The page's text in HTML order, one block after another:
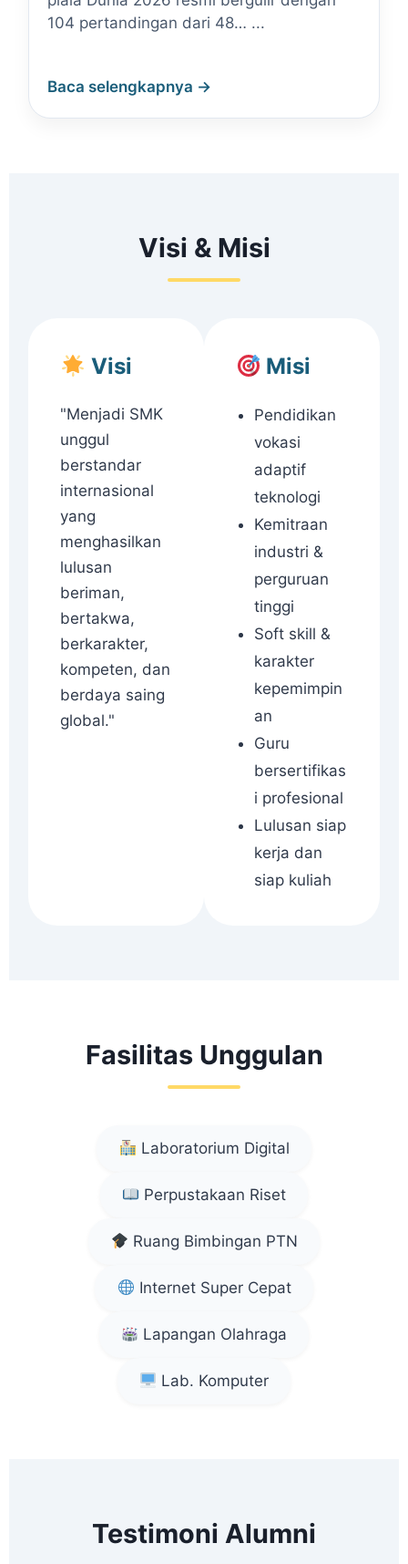
104 pertandingan dari 48… ...
Baca selengkapnya →
Visi & Misi
Visi
"Menjadi SMK
unggul
berstandar
internasional
yang
menghasilkan
lulusan
beriman,
bertakwa,
berkarakter,
kompeten, dan
berdaya saing
global."
Misi
Pendidikan
vokasi
adaptif
teknologi
Kemitraan
industri &
perguruan
tinggi
Soft skill &
karakter
kepemimpin
an
Guru
bersertifikas
i profesional
Lulusan siap
kerja dan
siap kuliah
Fasilitas Unggulan
Laboratorium Digital
Perpustakaan Riset
Ruang Bimbingan PTN
Internet Super Cepat
Lapangan Olahraga
Lab. Komputer
Testimoni Alumni